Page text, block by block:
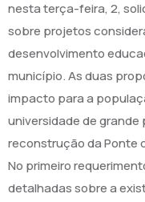
nesta terça-feira, 2,
sobre projetos
desenvolvimento
município. As duas
impacto para a
universidade de grande
reconstrução da Ponte
No primeiro
detalhadas sobre a